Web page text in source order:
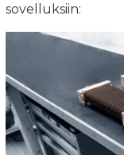
sovelluksiin: